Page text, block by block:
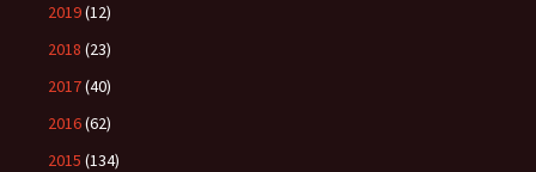
2019(12)
2018 (23)
2017(40)
2016(62)
2015 (134)